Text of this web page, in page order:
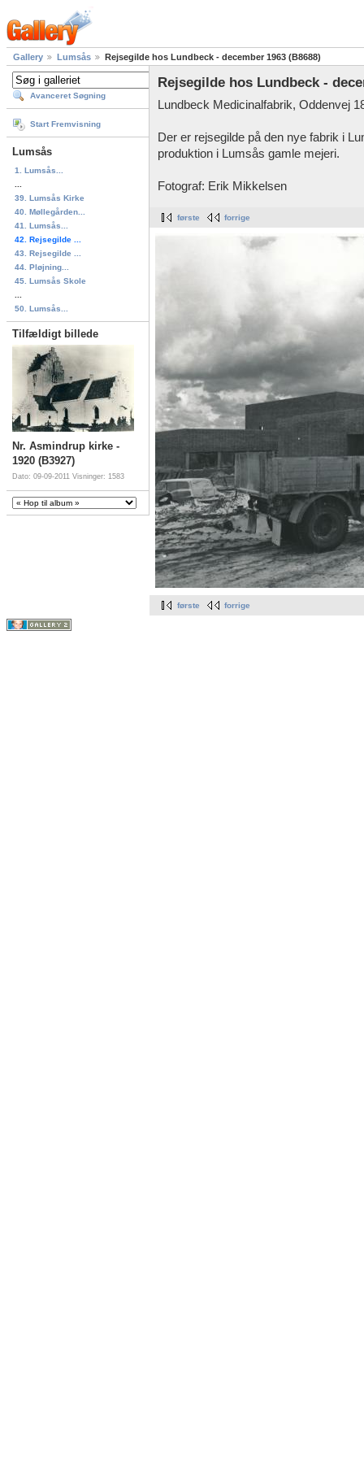
Gallery Lumsås Rejsegilde hos Lundbeck - december 1963 (B8688)
Avanceret Søgning
Start Fremvisning
Lumsås
1. Lumsås...
39. Lumsås Kirke
40. Møllegården...
41. Lumsås...
42. Rejsegilde ...
43. Rejsegilde ...
44. Pløjning...
45. Lumsås Skole
50. Lumsås...
Tilfældigt billede
Nr. Asmindrup kirke -
1920 (B3927)
Dato: 09-09-2011 Visninger: 1583
Rejsegilde hos Lundbeck -
Lundbeck Medicinalfabrik, Oddenvej
Der er rejsegilde på den nye fabrik i
produktion i Lumsås gamle mejeri.
Fotograf: Erik Mikkelsen
første forrige
første forrige